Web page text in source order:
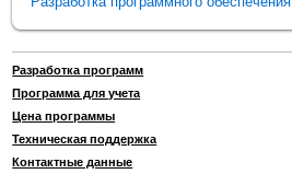
Разработка программ
Программа для учета
Цена программы
Техническая поддержка
Контактные данные